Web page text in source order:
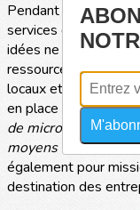
Pendant ce mois de
services que TZCLD
idées ne manquent
ressourcerie en
locaux et de
en place de filières
de micro services
moyens
également pour
destination des